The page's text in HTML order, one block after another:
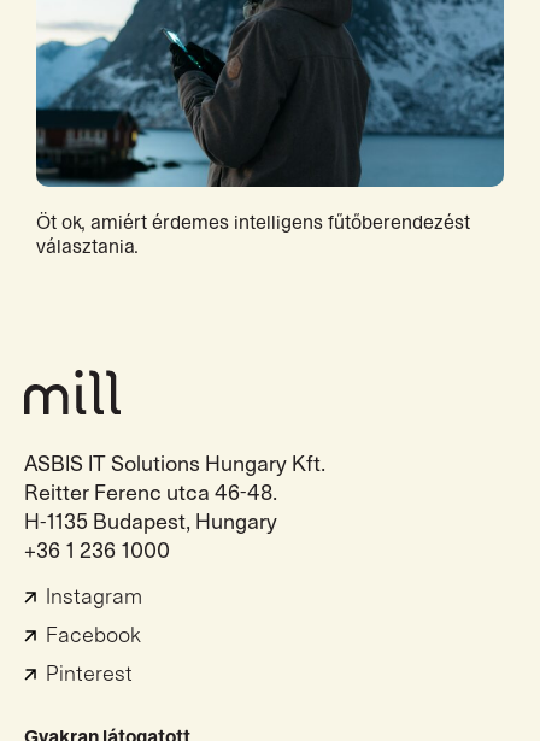
Öt ok, amiért érdemes intelligens fűtőberendezést
választania.
ASBIS IT Solutions Hungary Kft.
Reitter Ferenc utca 46-48.
H-1135 Budapest, Hungary
+36 1 236 1000
Instagram
Facebook
Pinterest